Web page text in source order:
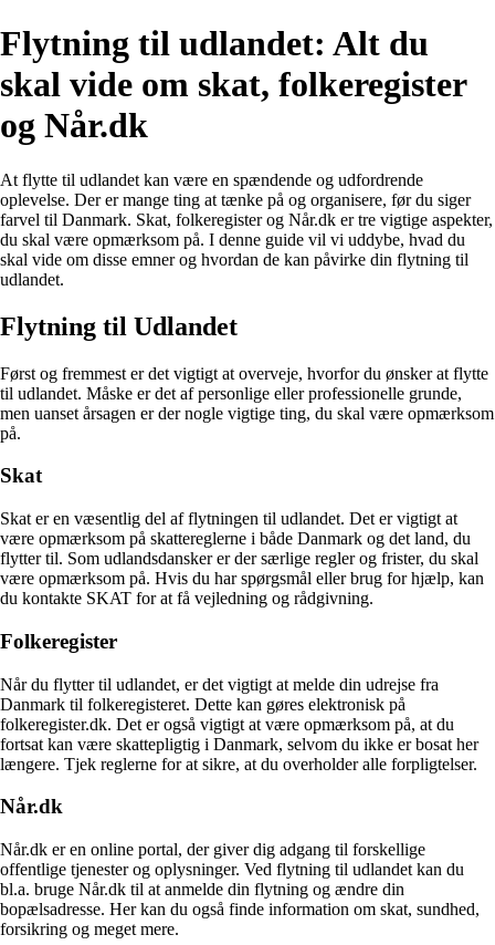
Flytning til udlandet: Alt du
skal vide om skat, folkeregister
og Når.dk
At flytte til udlandet kan være en spændende og udfordrende
oplevelse. Der er mange ting at tænke på og organisere, før du siger
farvel til Danmark. Skat, folkeregister og Når.dk er tre vigtige aspekter,
du skal være opmærksom på. I denne guide vil vi uddybe, hvad du
skal vide om disse emner og hvordan de kan påvirke din flytning til
udlandet.
Flytning til Udlandet
Først og fremmest er det vigtigt at overveje, hvorfor du ønsker at flytte
til udlandet. Måske er det af personlige eller professionelle grunde,
men uanset årsagen er der nogle vigtige ting, du skal være opmærksom
på.
Skat
Skat er en væsentlig del af flytningen til udlandet. Det er vigtigt at
være opmærksom på skattereglerne i både Danmark og det land, du
flytter til. Som udlandsdansker er der særlige regler og frister, du skal
være opmærksom på. Hvis du har spørgsmål eller brug for hjælp, kan
du kontakte SKAT for at få vejledning og rådgivning.
Folkeregister
Når du flytter til udlandet, er det vigtigt at melde din udrejse fra
Danmark til folkeregisteret. Dette kan gøres elektronisk på
folkeregister.dk. Det er også vigtigt at være opmærksom på, at du
fortsat kan være skattepligtig i Danmark, selvom du ikke er bosat her
længere. Tjek reglerne for at sikre, at du overholder alle forpligtelser.
Når.dk
Når.dk er en online portal, der giver dig adgang til forskellige
offentlige tjenester og oplysninger. Ved flytning til udlandet kan du
bl.a. bruge Når.dk til at anmelde din flytning og ændre din
bopælsadresse. Her kan du også finde information om skat, sundhed,
forsikring og meget mere.